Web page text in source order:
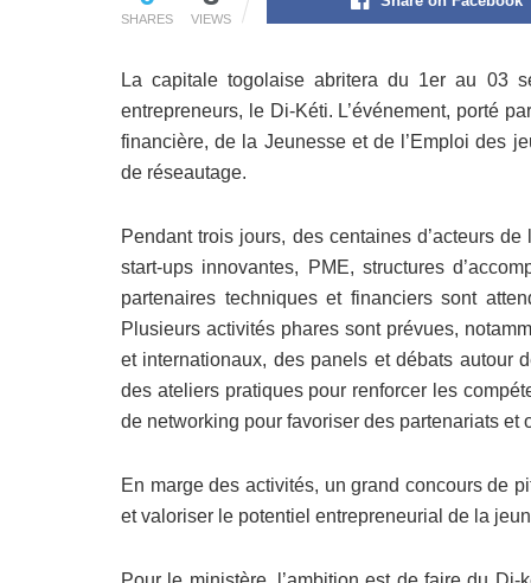
SHARES VIEWS
La capitale togolaise abritera du 1er au 03
entrepreneurs, le Di-Kéti. L’événement, porté
financière, de la Jeunesse et de l’Emploi des
de réseautage.
Pendant trois jours, des centaines d’acteurs
start-ups innovantes, PME, structures
partenaires techniques et financiers sont
Plusieurs activités phares sont prévues,
et internationaux, des panels et débats autour
des ateliers pratiques pour renforcer les
de networking pour favoriser des partenariats et
En marge des activités, un grand concours de
et valoriser le potentiel entrepreneurial de la